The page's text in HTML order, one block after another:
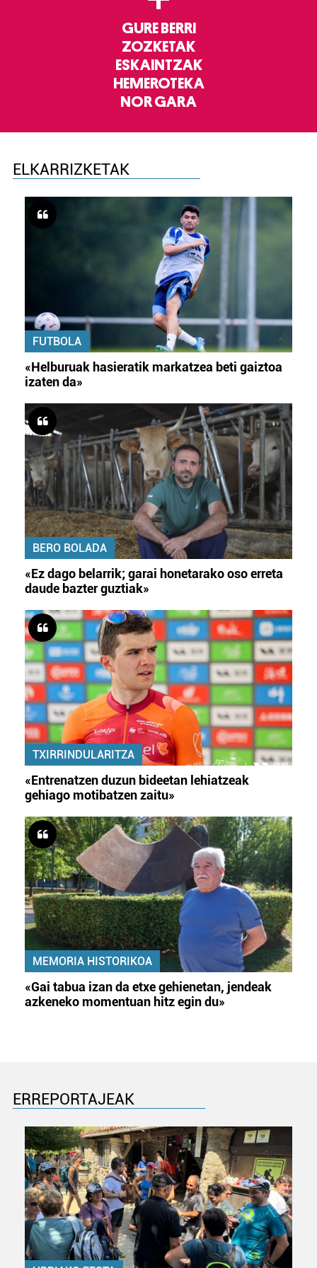
GURE BERRI
ZOZKETAK
ESKAINTZAK
HEMEROTEKA
NOR GARA
ELKARRIZKETAK
FUTBOLA
«Helburuak hasieratik markatzea beti gaiztoa
izaten da»
BERO BOLADA
«Ez dago belarrik; garai honetarako oso erreta
daude bazter guztiak»
TXIRRINDULARITZA
«Entrenatzen duzun bideetan lehiatzeak
gehiago motibatzen zaitu»
MEMORIA HISTORIKOA
«Gai tabua izan da etxe gehienetan, jendeak
azkeneko momentuan hitz egin du»
ERREPORTAJEAK